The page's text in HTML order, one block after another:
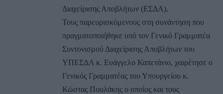
Διαχείρισης Αποβλήτων (ΕΣΔΑ).
Τους παρευρισκόμενους στη συνάντηση που
πραγματοποιήθηκε υπό τον Γενικό Γραμματέα
Συντονισμού Διαχείρισης Αποβλήτων του
ΥΠΕΣΔΑ κ. Ευάγγελο Καπετάνιο, χαιρέτησε ο
Γενικός Γραμματέας του Υπουργείου κ.
Κώστας Πουλάκης ο οποίος και τους